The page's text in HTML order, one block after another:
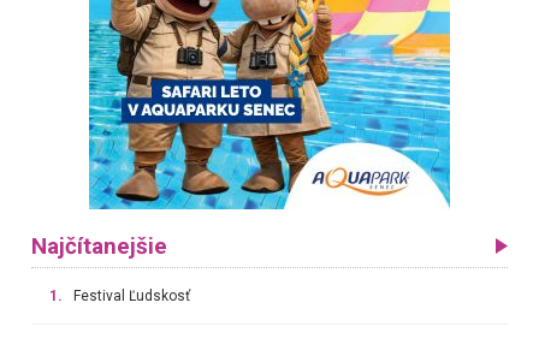
Najčítanejšie
1. Festival Ľudskosť